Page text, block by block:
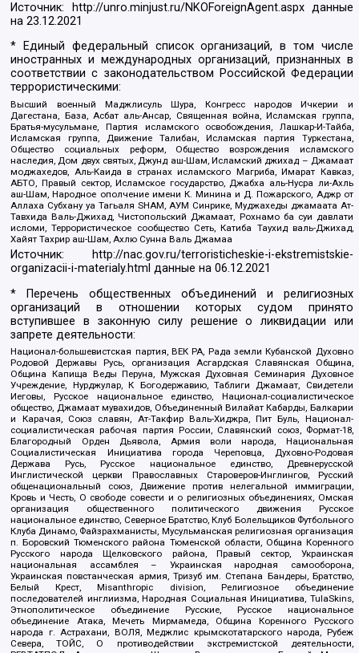
Источник: http://unro.minjust.ru/NKOForeignAgent.aspxданные
на23.12.2021
* Единый федеральный список организаций, в том числе
иностранных и международных организаций, признанных в
соответствии с законодательством Российской Федерации
террористическими:
Высший военный Маджлисуль Шура, Конгресс народов Ичкерии и
Дагестана, База, Асбат аль-Ансар, Священная война, Исламская группа,
Братья-мусульмане, Партия исламского освобождения, Лашкар-И-Тайба,
Исламская группа, Движение Талибан, Исламская партия Туркестана,
Общество социальных реформ, Общество возрождения исламского
наследия, Дом двух святых, Джунд аш-Шам, Исламский джихад – Джамаат
моджахедов, Аль-Каида в странах исламского Магриба, Имарат Кавказ,
АБТО, Правый сектор, Исламское государство, Джабха аль-Нусра ли-Ахль
аш-Шам, Народное ополчение имени К. Минина и Д. Пожарского, Аджр от
Аллаха Субхану уа Тагьаля SHAM, АУМ Синрике, Муджахеды джамаата Ат-
Тавхида Валь-Джихад, Чистопольский Джамаат, Рохнамо ба суи давлати
исломи, Террористическое сообщество Сеть, Катиба Таухид валь-Джихад,
Хайят Тахрир аш-Шам, Ахлю Сунна Валь Джамаа
Источник:
http://nac.gov.ru/terroristicheskie-i-ekstremistskie-
organizacii-i-materialy.html данные на06.12.2021
* Перечень общественных объединений и религиозных
организаций в отношении которых судом принято
вступившее в законную силу решение о ликвидации или
запрете деятельности:
Национал-большевистская партия, ВЕК РА, Рада земли Кубанской Духовно
Родовой Державы Русь, организация Асгардская Славянская Община,
Община Капища Веды Перуна, Мужская Духовная Семинария Духовное
Учреждение, Нурджулар, К Богодержавию, Таблиги Джамаат, Свидетели
Иеговы, Русское национальное единство, Национал-социалистическое
общество, Джамаат мувахидов, Объединенный Вилайат Кабарды, Балкарии
и Карачая, Союз славян, Ат-Такфир Валь-Хиджра, Пит Буль, Национал-
социалистическая рабочая партия России, Славянский союз, Формат-18,
Благородный Орден Дьявола, Армия воли народа, Национальная
Социалистическая Инициатива города Череповца, Духовно-Родовая
Держава Русь, Русское национальное единство, Древнерусской
Инглистической церкви Православных Староверов-Инглингов, Русский
общенациональный союз, Движение против нелегальной иммиграции,
Кровь и Честь, О свободе совести и о религиозных объединениях, Омская
организация общественного политического движения Русское
национальное единство, Северное Братство, Клуб Болельщиков Футбольного
Клуба Динамо, Файзрахманисты, Мусульманская религиозная организация
п. Боровский Тюменского района Тюменской области, Община Коренного
Русского народа Щелковского района, Правый сектор, Украинская
национальная ассамблея – Украинская народная самооборона,
Украинская повстанческая армия, Тризуб им. Степана Бандеры, Братство,
Белый Крест, Misanthropic division, Религиозное объединение
последователей инглиизма, Народная Социальная Инициатива, TulaSkins,
Этнополитическое объединение Русские, Русское национальное
объединение Атака, Мечеть Мирмамеда, Община Коренного Русского
народа г. Астрахани, ВОЛЯ, Меджлис крымскотатарского народа, Рубеж
Севера, ТОЙС, О противодействии экстремистской деятельности,